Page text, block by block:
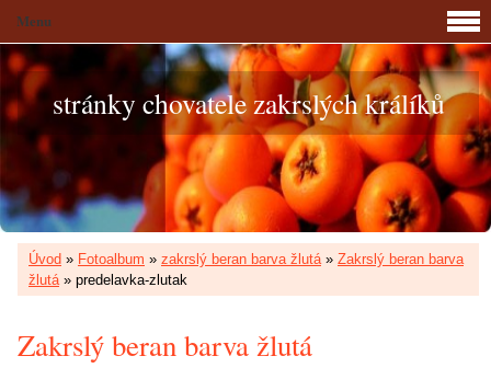
stránky chovatele zakrslých králíků
Úvod » Fotoalbum » zakrslý beran barva žlutá» Zakrslý beran barva
žlutá» predelavka-zlutak
Zakrslý beran barva žlutá
Menu